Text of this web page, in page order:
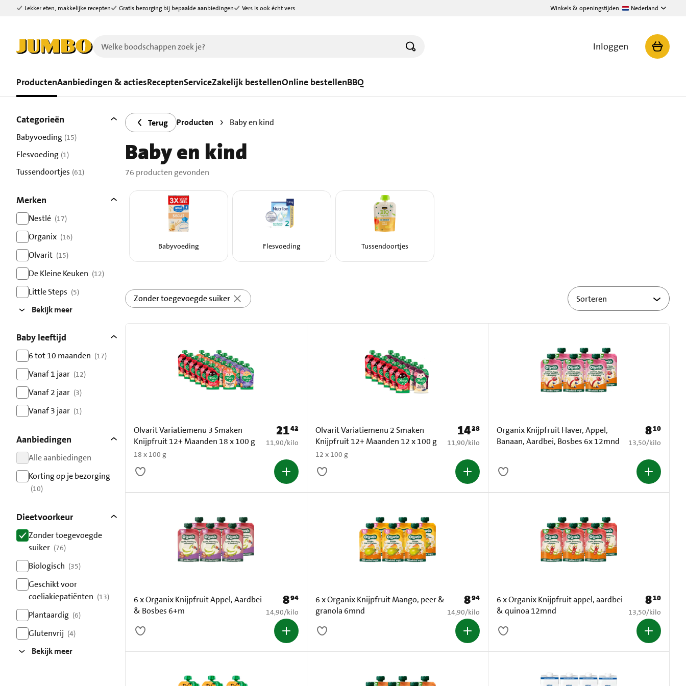
Ga naar zoeken
Ga naar hoofdinhoud
Lekker eten, makkelijke recepten Gratis bezorging bij bepaalde aanbiedingen Vers is ook écht vers Winkels & openingstijden Nederland
Inloggen
ProductenAanbiedingen & actiesReceptenServiceZakelijk bestellenOnline bestellenBBQ
76 producten gevonden.
Filters
Categorieën
Babyvoeding (15)
Flesvoeding (1)
Tussendoortjes (61)
Merken
Nestlé (17)
resultaten
Organix (16)
resultaten
Olvarit (15)
resultaten
De Kleine Keuken (12)
resultaten
Little Steps (5)
Bekijk meer
Baby leeftijd
6 tot 10 maanden (17)
resultaten
Vanaf 1 jaar (12)
resultaten
Vanaf 2 jaar (3)
resultaten
Vanaf 3 jaar (1)
Aanbiedingen
Alle aanbiedingen
resultaten
Korting op je bezorging
(10)
Dieetvoorkeur
Zonder toegevoegde
suiker (76)
resultaten
Biologisch (35)
resultaten
Geschikt voor
coeliakiepatiënten (13)
resultaten
Plantaardig (6)
resultaten
Glutenvrij (4)
Bekijk meer
Terug Producten Baby en kind
Baby en kind
76 producten gevonden
Babyvoeding Flesvoeding Tussendoortjes
Zonder toegevoegde suiker
Olvarit Variatiemenu 3 Smaken
Knijpfruit 12+ Maanden 18 x 100 g
18 x 100 g
Prijs: € 21,42
2142
€ 11,90 per kilo
11,90/kilo
Olvarit Variatiemenu 2 Smaken
Knijpfruit 12+ Maanden 12 x 100 g
12 x 100 g
Prijs: € 14,28
1428
€ 11,90 per kilo
11,90/kilo
Organix Knijpfruit Haver, Appel,
Banaan, Aardbei, Bosbes 6x 12mnd
Prijs: € 8,10
810
€ 13,50 per kilo
13,50/kilo
6 x Organix Knijpfruit Appel, Aardbei
& Bosbes 6+m
Prijs: € 8,94
894
€ 14,90 per kilo
14,90/kilo
6 x Organix Knijpfruit Mango, peer &
granola 6mnd
Prijs: € 8,94
894
€ 14,90 per kilo
14,90/kilo
6 x Organix Knijpfruit appel, aardbei
& quinoa 12mnd
Prijs: € 8,10
810
€ 13,50 per kilo
13,50/kilo